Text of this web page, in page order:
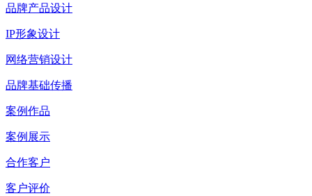
品牌产品设计
IP形象设计
网络营销设计
品牌基础传播
案例作品
案例展示
合作客户
客户评价